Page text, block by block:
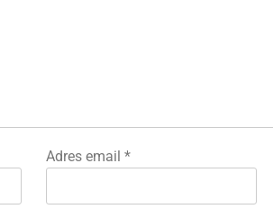
Adres email *